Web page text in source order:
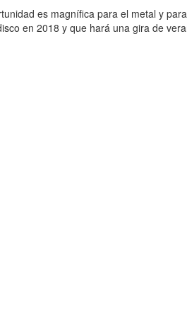
es magnífica para el metal y
en 2018 y que hará una gira de